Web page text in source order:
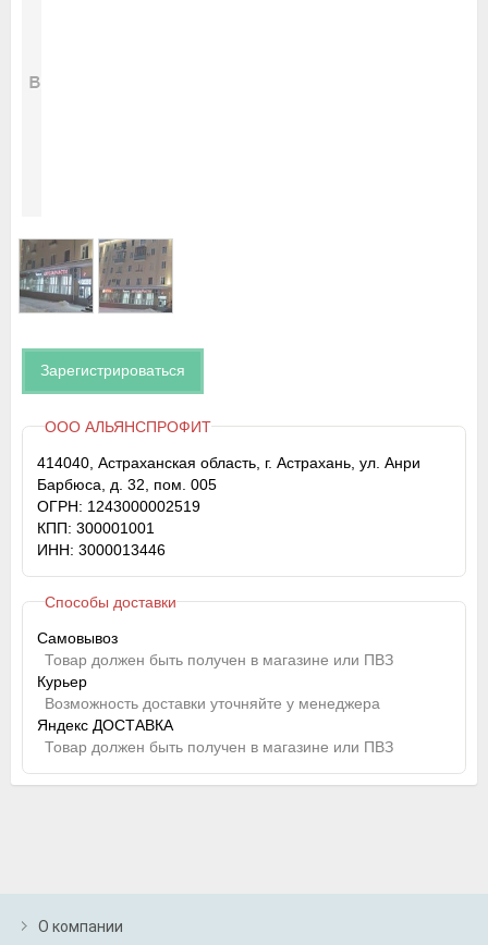
Зарегистрироваться
ООО АЛЬЯНСПРОФИТ
414040, Астраханская область, г. Астрахань, ул. Анри
Барбюса, д. 32, пом. 005
ОГРН: 1243000002519
КПП: 300001001
ИНН: 3000013446
Способы доставки
Самовывоз
Товар должен быть получен в магазине или ПВЗ
Курьер
Возможность доставки уточняйте у менеджера
Яндекс ДОСТАВКА
Товар должен быть получен в магазине или ПВЗ
О компании